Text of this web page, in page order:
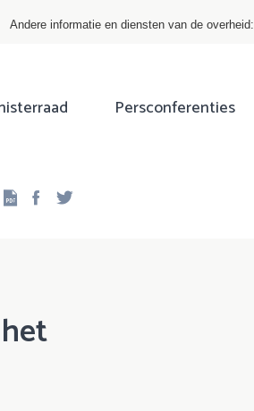
Andere informatie en diensten van de overheid:
Persconferenties
Facebook